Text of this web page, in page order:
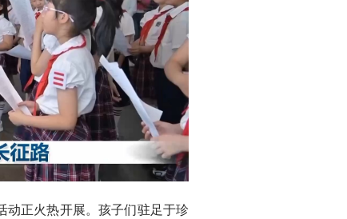
动正火热开展。孩子们驻足于珍